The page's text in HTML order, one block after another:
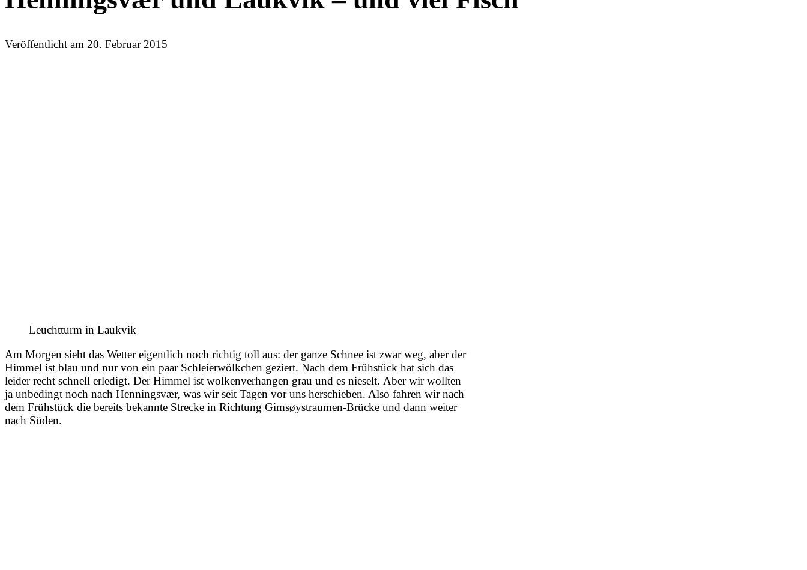
Veröffentlicht am 20. Februar 2015
Leuchtturm in Laukvik
Am Morgen sieht das Wetter eigentlich noch richtig toll aus: der ganze Schnee ist zwar weg, aber der
Himmel ist blau und nur von ein paar Schleierwölkchen geziert. Nach dem Frühstück hat sich das
leider recht schnell erledigt. Der Himmel ist wolkenverhangen grau und es nieselt. Aber wir wollten
ja unbedingt noch nach Henningsvær, was wir seit Tagen vor uns herschieben. Also fahren wir nach
dem Frühstück die bereits bekannte Strecke in Richtung Gimsøystraumen-Brücke und dann weiter
nach Süden.